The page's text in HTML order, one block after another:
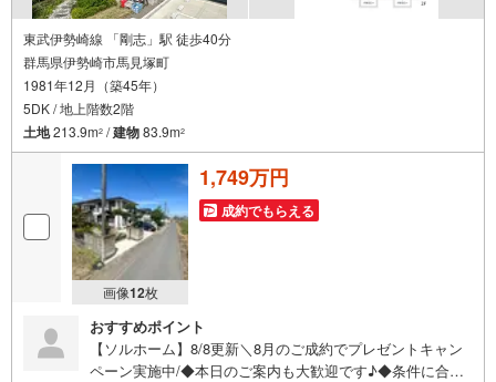
東武伊勢崎線 「剛志」駅 徒歩40分
群馬県伊勢崎市馬見塚町
1981年12月（築45年）
5DK / 地上階数2階
土地213.9m2 /建物83.9m2
画像12枚
1,749万円
成約でもらえる
おすすめポイント
【ソルホーム】8/8更新＼8月のご成約でプレゼントキャン
ペーン実施中/◆本日のご案内も大歓迎です♪◆条件に合っ